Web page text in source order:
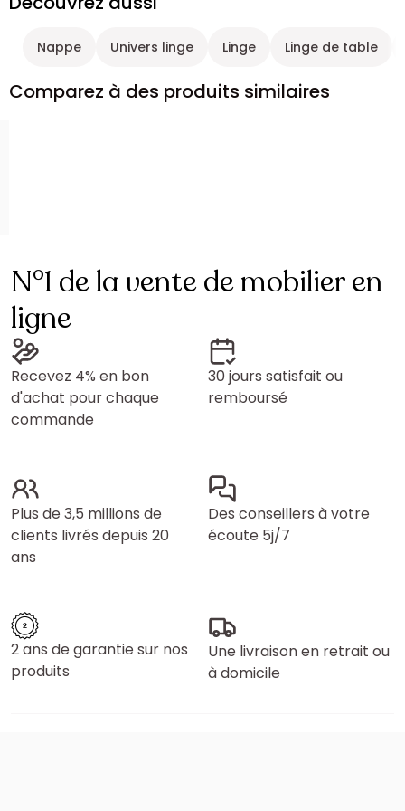
Nappe Univers linge Linge Linge de table
Comparez à des produits similaires
N°1 de la vente de mobilier en
ligne
Recevez 4% en bon
d'achat pour chaque
commande
30 jours satisfait ou
remboursé
Plus de 3,5 millions de
clients livrés depuis 20
ans
Des conseillers à votre
écoute 5j/7
2 ans de garantie sur nos
produits
Une livraison en retrait ou
à domicile